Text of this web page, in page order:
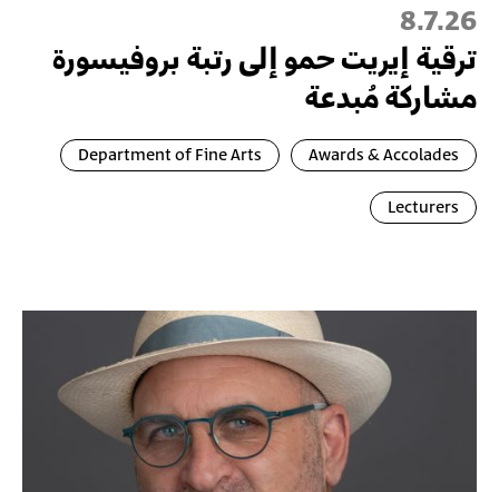
8.7.26
ترقية إيريت حمو إلى رتبة بروفيسورة
مشاركة مُبدعة
Awards & Accolades
Department of Fine Arts
Lecturers